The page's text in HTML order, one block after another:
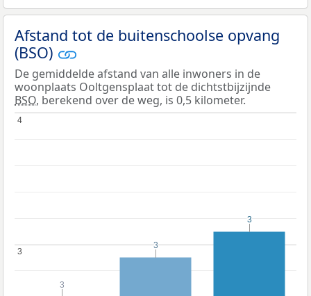
Afstand tot de buitenschoolse opvang
(BSO)
De gemiddelde afstand van alle inwoners in de
woonplaats Ooltgensplaat tot de dichtstbijzijnde
BSO, berekend over de weg, is 0,5 kilometer.
3
3
4
4
3
3
3
3
3
3